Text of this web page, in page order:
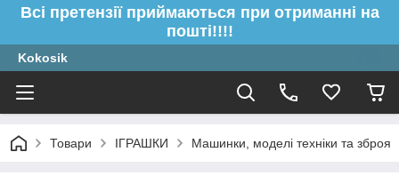
Всі претензії приймаються при отриманні на
пошті!!!!
Kokosik
Товари ІГРАШКИ Машинки, моделі техніки та зброя